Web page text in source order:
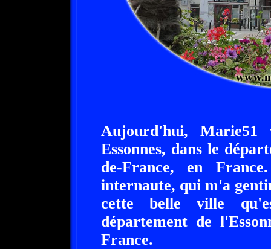
Aujourd'hui,
Essonnes, dans le
de-France, en
internaute, qui m'a
cette belle ville
département de
France.